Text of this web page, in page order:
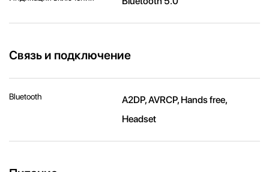
Связь и подключение
Bluetooth
A2DP, AVRCP, Hands free,
Headset